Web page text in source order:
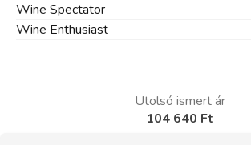
Wine Spectator
Wine Enthusiast
Utolsó ismert ár
104 640 Ft